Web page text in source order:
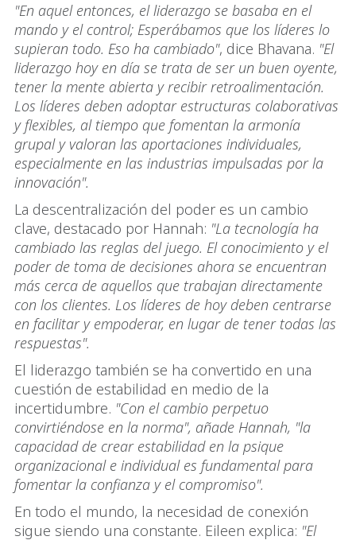
"En aquel entonces, el liderazgo se basaba en el
mando y el control; Esperábamos que los líderes lo
supieran todo. Eso ha cambiado", dice Bhavana. "El
liderazgo hoy en día se trata de ser un buen oyente,
tener la mente abierta y recibir retroalimentación.
Los líderes deben adoptar estructuras colaborativas
y flexibles, al tiempo que fomentan la armonía
grupal y valoran las aportaciones individuales,
especialmente en las industrias impulsadas por la
innovación".
La descentralización del poder es un cambio
clave, destacado por Hannah: "La tecnología ha
cambiado las reglas del juego. El conocimiento y el
poder de toma de decisiones ahora se encuentran
más cerca de aquellos que trabajan directamente
con los clientes. Los líderes de hoy deben centrarse
en facilitar y empoderar, en lugar de tener todas las
respuestas".
El liderazgo también se ha convertido en una
cuestión de estabilidad en medio de la
incertidumbre. "Con el cambio perpetuo
convirtiéndose en la norma", añade Hannah, "la
capacidad de crear estabilidad en la psique
organizacional e individual es fundamental para
fomentar la confianza y el compromiso".
En todo el mundo, la necesidad de conexión
sigue siendo una constante. Eileen explica: "El